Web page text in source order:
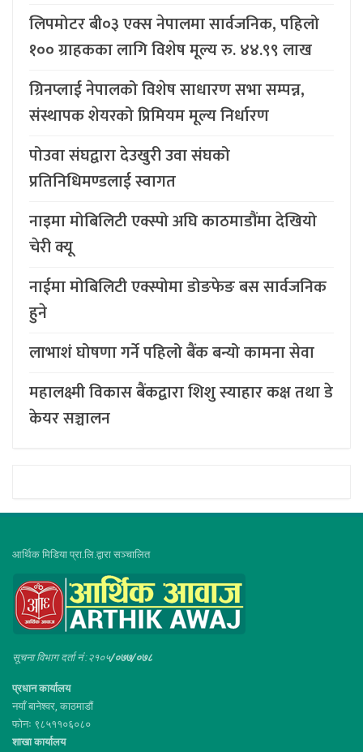
लिपमोटर बी०३ एक्स नेपालमा सार्वजनिक, पहिलो
१०० ग्राहकका लागि विशेष मूल्य रु. ४४.९९ लाख
ग्रिनप्लाई नेपालको विशेष साधारण सभा सम्पन्न,
संस्थापक शेयरको प्रिमियम मूल्य निर्धारण
पोउवा संघद्वारा देउखुरी उवा संघको
प्रतिनिधिमण्डलाई स्वागत
नाइमा मोबिलिटी एक्स्पो अघि काठमाडौंमा देखियो
चेरी क्यू
नाईमा मोबिलिटी एक्स्पोमा डोङफेङ बस सार्वजनिक
हुने
लाभाशं घोषणा गर्ने पहिलो बैंक बन्यो कामना सेवा
महालक्ष्मी विकास बैंकद्वारा शिशु स्याहार कक्ष तथा डे
केयर सञ्चालन
आर्थिक मिडिया प्रा.लि.द्वारा सञ्चालित
सूचना विभाग दर्ता नं :२१०५/०७७/०७८
प्रधान कार्यालय
नयाँ बानेश्वर, काठमाडौं
फोनः ९८५११०६०८०
शाखा कार्यालय